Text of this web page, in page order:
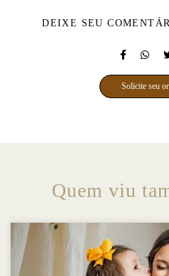
DEIXE SEU
Solicite seu
Quem viu